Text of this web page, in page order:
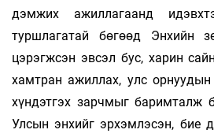
дэмжих ажиллагаанд
туршлагатай бөгөөд Энхийн
цэрэгжсэн эвсэл бус, харин
хамтран ажиллах, улс
хүндэтгэх зарчмыг баримталж
Улсын энхийг эрхэмлэсэн, бие